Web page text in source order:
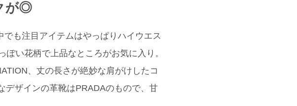
が◎
でも注目アイテムはやっぱりハイウエス
い花柄で上品なところがお気に入り。
、丈の長さが絶妙な肩がけしたコ
デザインの革靴はPRADAのもので、甘